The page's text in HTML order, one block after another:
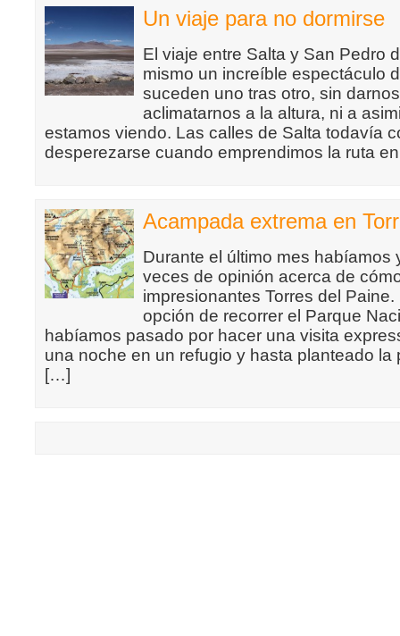
Un viaje para no dormirse
El viaje entre Salta y San Pedro
mismo un increíble espectáculo
suceden uno tras otro, sin
aclimatarnos a la altura, ni a
estamos viendo. Las calles de Salta todavía
desperezarse cuando emprendimos la ruta
Acampada extrema en
Durante el último mes habíamos
veces de opinión acerca de
impresionantes Torres del
opción de recorrer el Parque
habíamos pasado por hacer una visita
una noche en un refugio y hasta planteado la
[…]